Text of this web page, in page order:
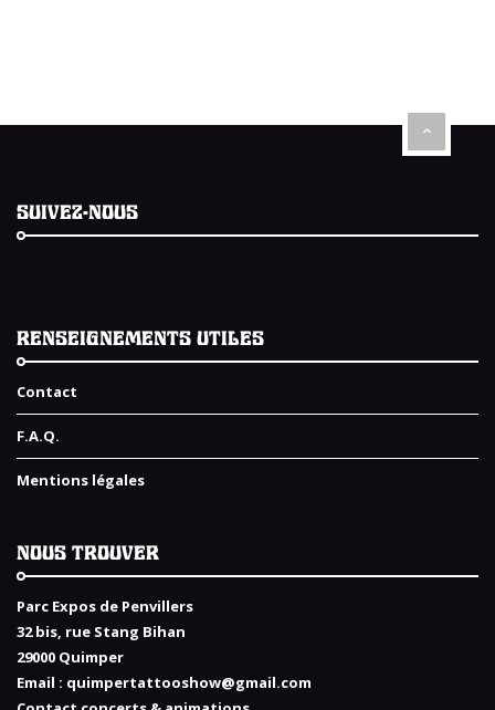
SUIVEZ-NOUS
RENSEIGNEMENTS UTILES
Contact
F.A.Q.
Mentions légales
NOUS TROUVER
Parc Expos de Penvillers
32 bis, rue Stang Bihan
29000 Quimper
Email : quimpertattooshow@gmail.com